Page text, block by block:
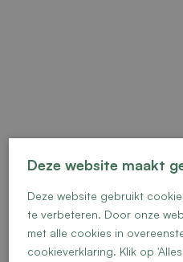
Vrije kavel 18
Deze website maakt
Deze website gebruikt
te verbeteren. Door onze
met alle cookies in
cookieverklaring. Klik op